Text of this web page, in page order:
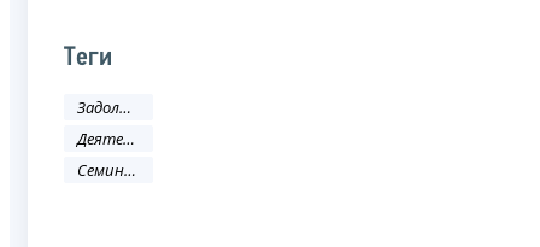
Теги
Задолженность и банкротство
Деятельность ФНС
Семинар